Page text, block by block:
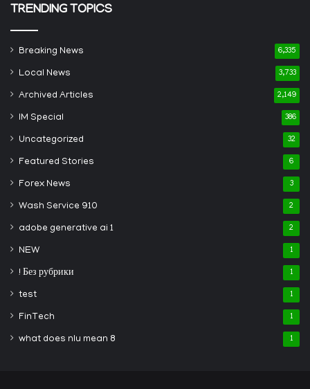
TRENDING TOPICS
Breaking News 6,335
Local News 3,733
Archived Articles 2,149
IM Special 386
Uncategorized 32
Featured Stories 6
Forex News 3
Wash Service 910 2
adobe generative ai 1 2
NEW 1
! Без рубрики 1
test 1
FinTech 1
what does nlu mean 8 1